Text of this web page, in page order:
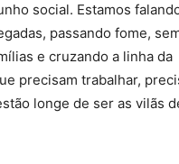
social. Estamos
passando fome,
e cruzando a linha da
precisam trabalhar,
longe de ser as vilãs